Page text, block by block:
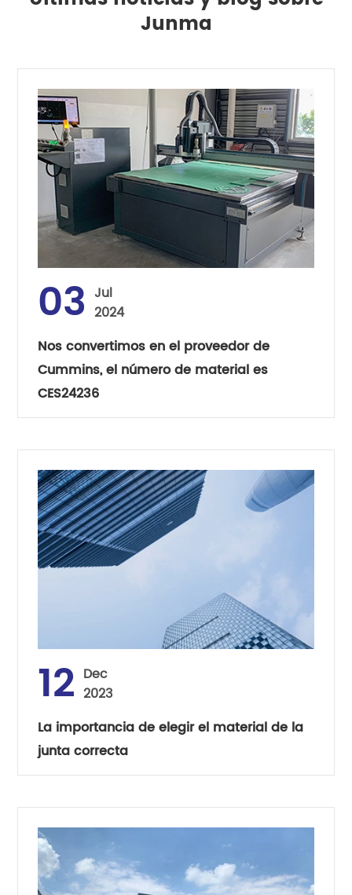
Junma
03 Jul
2024
Nos convertimos en el proveedor de
Cummins, el número de material es
CES24236
12 Dec
2023
La importancia de elegir el material de la
junta correcta